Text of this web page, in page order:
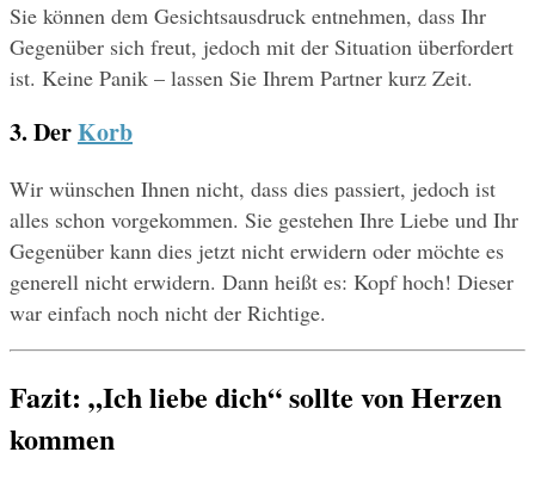
Sie können dem Gesichtsausdruck entnehmen, dass Ihr
Gegenüber sich freut, jedoch mit der Situation überfordert
ist. Keine Panik – lassen Sie Ihrem Partner kurz Zeit.
3. Der Korb
Wir wünschen Ihnen nicht, dass dies passiert, jedoch ist
alles schon vorgekommen. Sie gestehen Ihre Liebe und Ihr
Gegenüber kann dies jetzt nicht erwidern oder möchte es
generell nicht erwidern. Dann heißt es: Kopf hoch! Dieser
war einfach noch nicht der Richtige.
Fazit: „Ich liebe dich“ sollte von Herzen
kommen